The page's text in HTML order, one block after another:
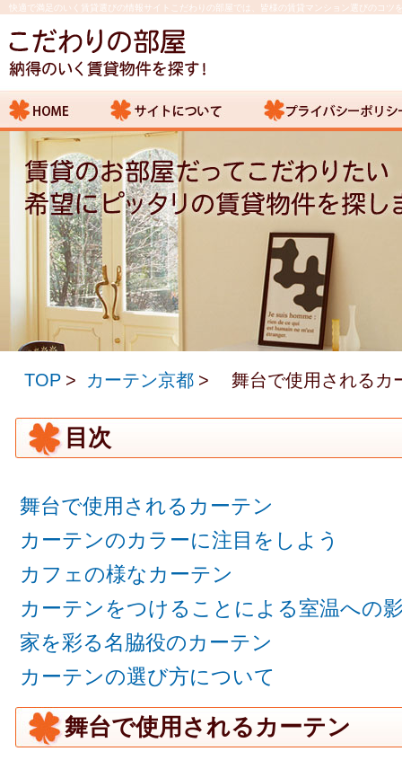
快適で満足のいく賃貸選びの情報サイトこだわりの部屋では、皆様の賃貸マンション選びのコツ
TOP カーテン京都 舞台で使用されるカ
目次
舞台で使用されるカーテン
カーテンのカラーに注目をしよう
カフェの様なカーテン
カーテンをつけることによる室温への
家を彩る名脇役のカーテン
カーテンの選び方について
舞台で使用されるカーテン